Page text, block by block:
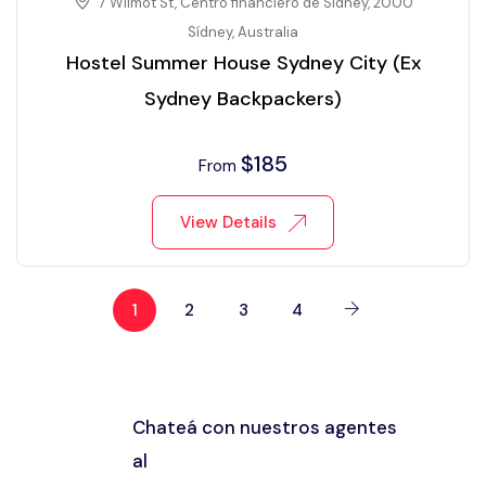
Sídney, Australia
Hostel Summer House Sydney City (Ex
Sydney Backpackers)
From $185
View Details
1 2 3 4
Chateá con nuestros agentes
al